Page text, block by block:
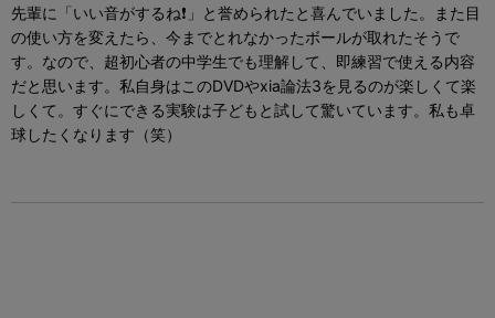
先輩に「いい音がするね❗ 」と誉められたと喜んでいました。また目
の使い方を変えたら、今までとれなかったボールが取れたそうで
す。なので、超初心者の中学生でも理解して、即練習で使える内容
だと思います。私自身はこのDVDやxia論法3を見るのが楽しくて楽
しくて。すぐにできる実験は子どもと試して驚いています。私も卓
球したくなります（笑）